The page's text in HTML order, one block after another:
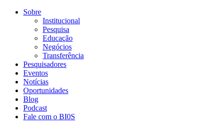
Conteúdo principal
Sobre
Institucional
Pesquisa
Educação
Negócios
Transferência
Pesquisadores
Eventos
Notícias
Oportunidades
Blog
Podcast
Fale com o BI0S